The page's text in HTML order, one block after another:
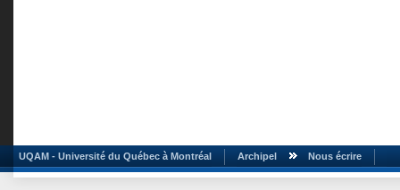
UQAM - Université du Québec à Montréal Archipel Nous écrire